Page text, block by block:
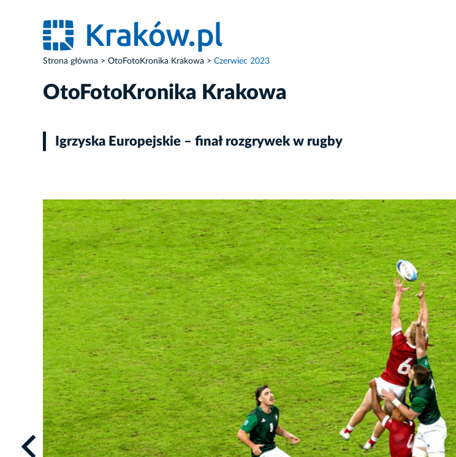
Strona główna OtoFotoKronika Krakowa Czerwiec 2023
OtoFotoKronika Krakowa
Igrzyska Europejskie – finał rozgrywek w rugby